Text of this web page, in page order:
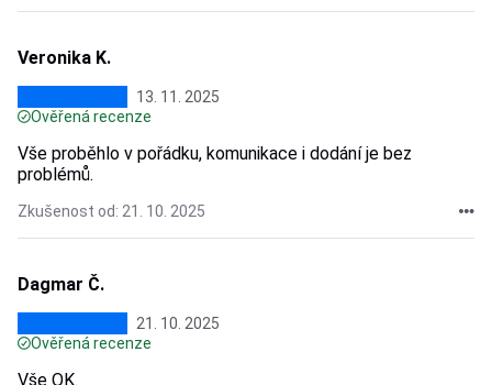
Veronika K.
13. 11. 2025
Ověřená recenze
Vše proběhlo v pořádku, komunikace i dodání je bez
problémů.
Zkušenost od: 21. 10. 2025
Dagmar Č.
21. 10. 2025
Ověřená recenze
Vše OK.